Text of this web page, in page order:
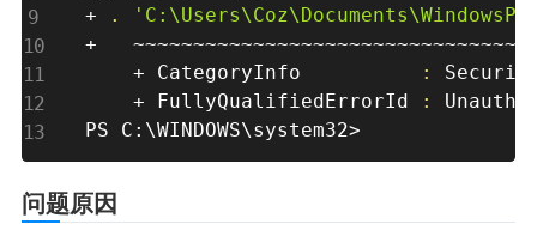
+
.
+
    + CategoryInfo
:
    + FullyQualifiedErrorId
:
PS C:\WINDOWS\system32>
问题原因